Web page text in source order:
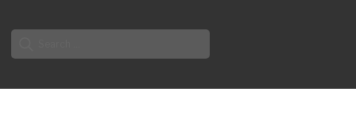
Search
for: